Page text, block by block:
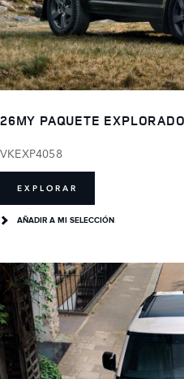
26MY PAQUETE
VKEXP4058
EXPLORAR
AÑADIR A MI SELECCIÓN